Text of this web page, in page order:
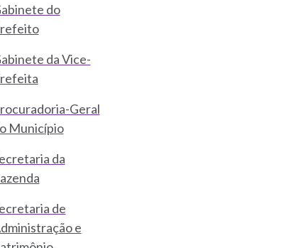
do
da Vice-
Geral
Município
da
de
e